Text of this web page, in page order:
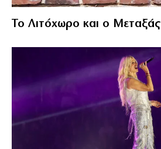
Το Λιτόχωρο και ο Μεταξάς